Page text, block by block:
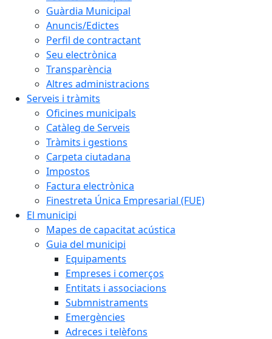
Guàrdia Municipal
Anuncis/Edictes
Perfil de contractant
Seu electrònica
Transparència
Altres administracions
Serveis i tràmits
Oficines municipals
Catàleg de Serveis
Tràmits i gestions
Carpeta ciutadana
Impostos
Factura electrònica
Finestreta Única Empresarial (FUE)
El municipi
Mapes de capacitat acústica
Guia del municipi
Equipaments
Empreses i comerços
Entitats i associacions
Submnistraments
Emergències
Adreces i telèfons